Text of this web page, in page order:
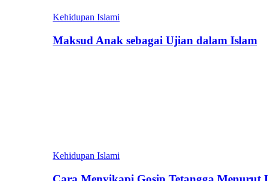
Kehidupan Islami
Maksud Anak sebagai Ujian dalam Islam
Kehidupan Islami